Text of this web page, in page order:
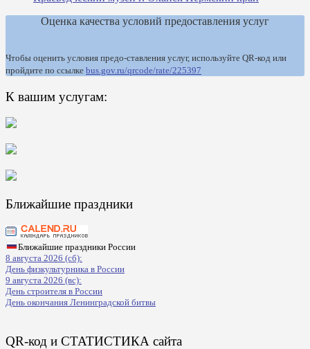
Оценка качества условий предоставления услуг
Чтобы оценить условия предо-ставления услуг, используйте QR-код или
пройдите по ссылке bus.gov.ru/qrcode/rate/225397
К вашим услугам:
Ближайшие праздники
Ближайшие праздники России
8 августа 2026 (сб):
День физкультурника в России
9 августа 2026 (вс):
День строителя в России
День окончания Ленинградской битвы
QR-код и СТАТИСТИКА сайта